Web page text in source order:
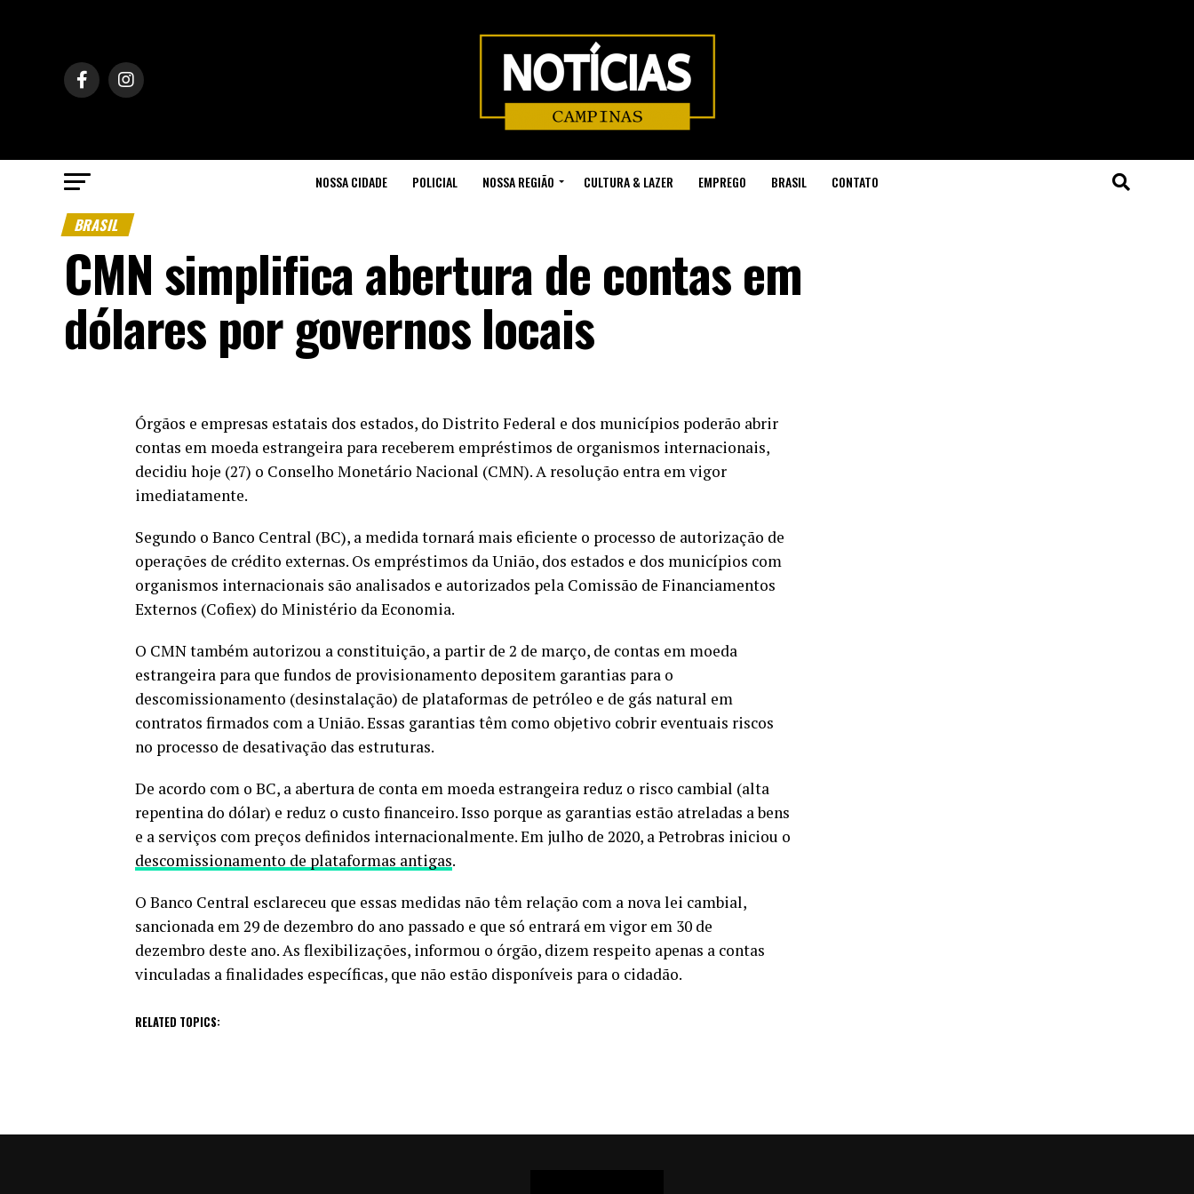
NOSSA CIDADE POLICIAL NOSSA REGIÃO CULTURA & LAZER EMPREGO BRASIL CONTATO
BRASIL
CMN simplifica abertura de contas em
dólares por governos locais
Órgãos e empresas estatais dos estados, do Distrito Federal e dos municípios poderão abrir
contas em moeda estrangeira para receberem empréstimos de organismos internacionais,
decidiu hoje (27) o Conselho Monetário Nacional (CMN). A resolução entra em vigor
imediatamente.
Segundo o Banco Central (BC), a medida tornará mais eficiente o processo de autorização de
operações de crédito externas. Os empréstimos da União, dos estados e dos municípios com
organismos internacionais são analisados e autorizados pela Comissão de Financiamentos
Externos (Cofiex) do Ministério da Economia.
O CMN também autorizou a constituição, a partir de 2 de março, de contas em moeda
estrangeira para que fundos de provisionamento depositem garantias para o
descomissionamento (desinstalação) de plataformas de petróleo e de gás natural em
contratos firmados com a União. Essas garantias têm como objetivo cobrir eventuais riscos
no processo de desativação das estruturas.
De acordo com o BC, a abertura de conta em moeda estrangeira reduz o risco cambial (alta
repentina do dólar) e reduz o custo financeiro. Isso porque as garantias estão atreladas a bens
e a serviços com preços definidos internacionalmente. Em julho de 2020, a Petrobras iniciou o
descomissionamento de plataformas antigas.
O Banco Central esclareceu que essas medidas não têm relação com a nova lei cambial,
sancionada em29 de dezembro do ano passado e que só entrará em vigor em 30 de
dezembro deste ano. As flexibilizações, informou o órgão, dizem respeito apenas a contas
vinculadas a finalidades específicas, que não estão disponíveis para o cidadão.
RELATED TOPICS: